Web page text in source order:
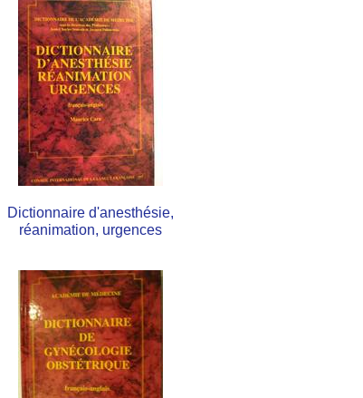
Dictionnaire d'anesthésie,
réanimation, urgences